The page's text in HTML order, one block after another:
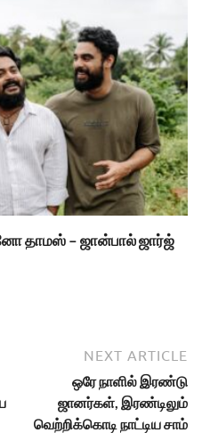
தாமஸ் – ஜான்பால் ஜார்ஜ்
NEXT ARTICLE
ஒரே நாளில் இரண்டு
ஜானர்கள், இரண்டிலும்
வெற்றிக்கொடி நாட்டிய சாம்